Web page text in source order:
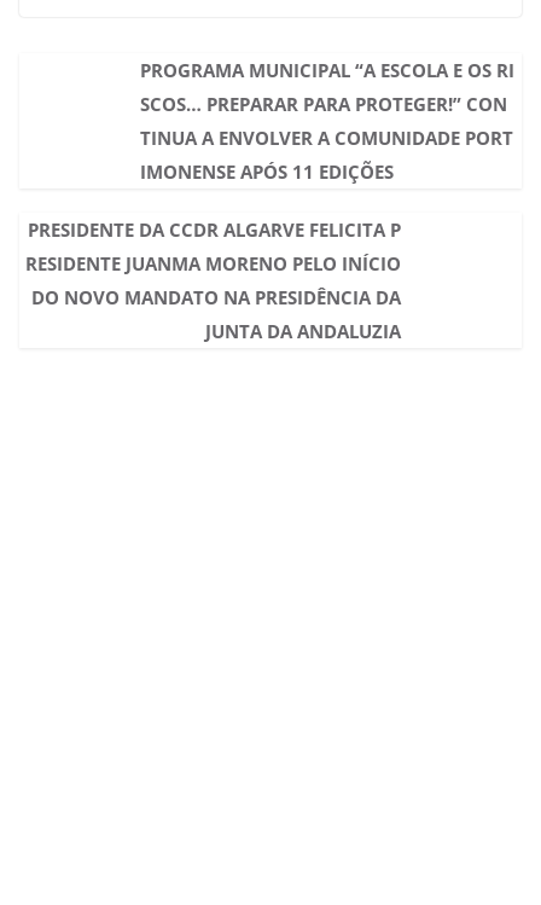
PROGRAMA MUNICIPAL “A ESCOLA E OS RI
SCOS… PREPARAR PARA PROTEGER!” CON
TINUA A ENVOLVER A COMUNIDADE PORT
IMONENSE APÓS 11 EDIÇÕES
PRESIDENTE DA CCDR ALGARVE FELICITA P
RESIDENTE JUANMA MORENO PELO INÍCIO
DO NOVO MANDATO NA PRESIDÊNCIA DA
JUNTA DA ANDALUZIA